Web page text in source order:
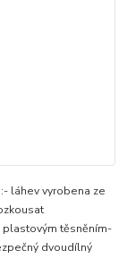
láhev vyrobena ze
plastovým těsněním-
dvoudílný